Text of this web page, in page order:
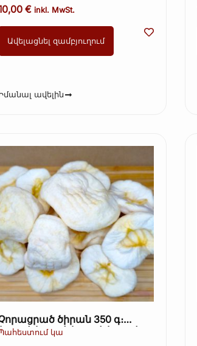
€ inkl. MwSt.
Ավելացնել զամբյուղում
ավելին
ծիրան 350 գ։
(Kopie) (Kopie) (Kopie)
կա